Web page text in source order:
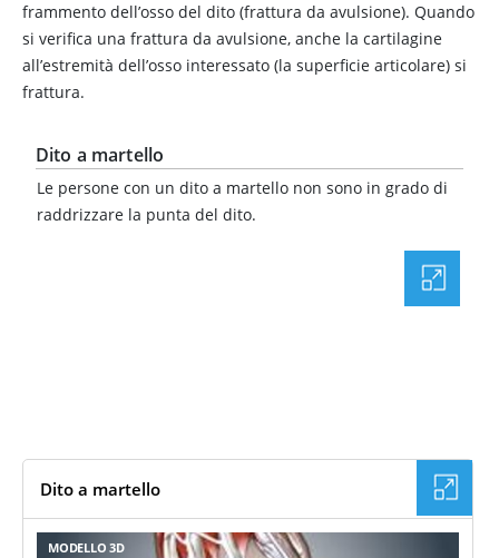
frammento dell’osso del dito (frattura da avulsione). Quando
si verifica una frattura da avulsione, anche la cartilagine
all’estremità dell’osso interessato (la superficie articolare) si
frattura.
Dito a martello
Le persone con un dito a martello non sono in grado di
raddrizzare la punta del dito.
Dito a martello
MODELLO 3D